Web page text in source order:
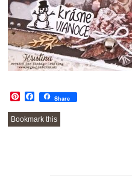
Pinterest
Facebook
Share
Bookmark this